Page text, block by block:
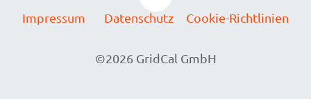
Impressum Datenschutz Cookie-Richtlinien
©2026 GridCal GmbH